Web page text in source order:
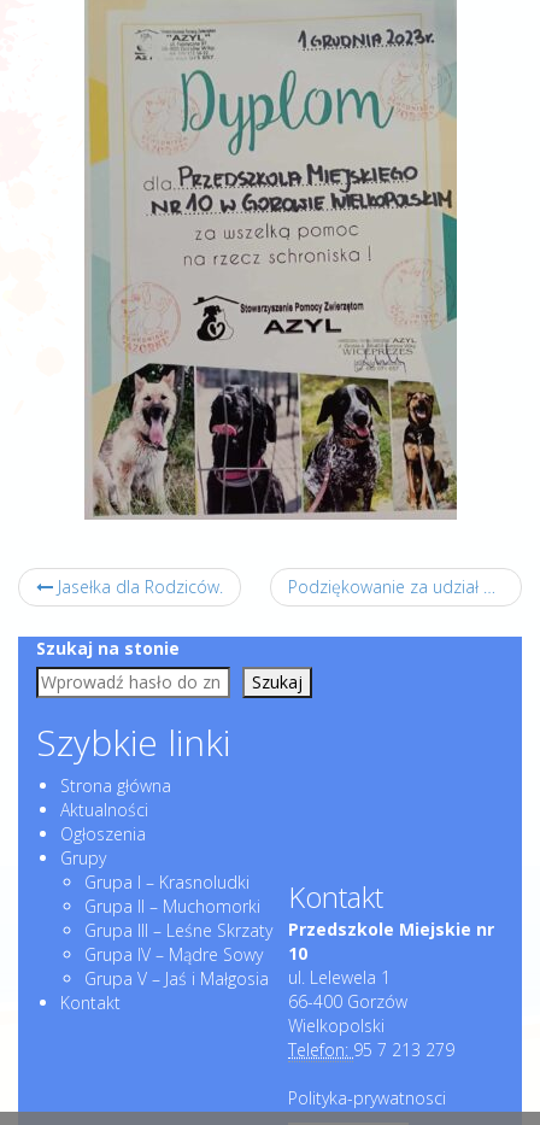
Jasełka dla Rodziców. Podziękowanie za udział w warsztatach ,,Pomaganie przez wyplatanie”/2023 r.
Szukaj na stonie
Szukaj
Szybkie linki
Strona główna
Aktualności
Ogłoszenia
Grupy
Grupa I – Krasnoludki
Grupa II – Muchomorki
Grupa III – Leśne Skrzaty
Grupa IV – Mądre Sowy
Grupa V – Jaś i Małgosia
Kontakt
Kontakt
Przedszkole Miejskie nr
10
ul. Lelewela 1
66-400 Gorzów
Wielkopolski
Telefon: 95 7 213 279
Polityka-prywatnosci